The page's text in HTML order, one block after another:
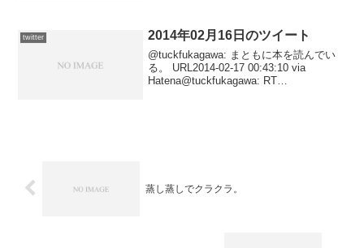
twitter 2014年02月16日のツイート
@tuckfukagawa: まともに本を読んでい
る。 URL2014-02-17 00:43:10 via
Hatena@tuckfukagawa: RT
蒸し蒸しでクラクラ。